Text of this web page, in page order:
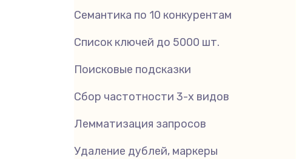
Семантика по 10 конкурентам
Список ключей до 5000 шт.
Поисковые подсказки
Сбор частотности 3-х видов
Лемматизация запросов
Удаление дублей, маркеры